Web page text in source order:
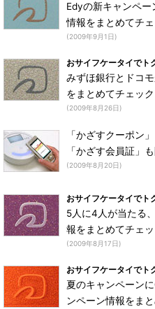
Edyの新キャンペ
情報をまとめてチェ
(2009年9月1日)
おサイフケータイでト
みずほ銀行とドコ
をまとめてチェック
(2009年8月26日)
「かざすクーポン
「かざす会員証」
(2009年8月20日)
おサイフケータイでト
5人に4人が当たる
報をまとめてチェッ
(2009年8月17日)
おサイフケータイでト
夏のキャンペーン
ンペーン情報をま